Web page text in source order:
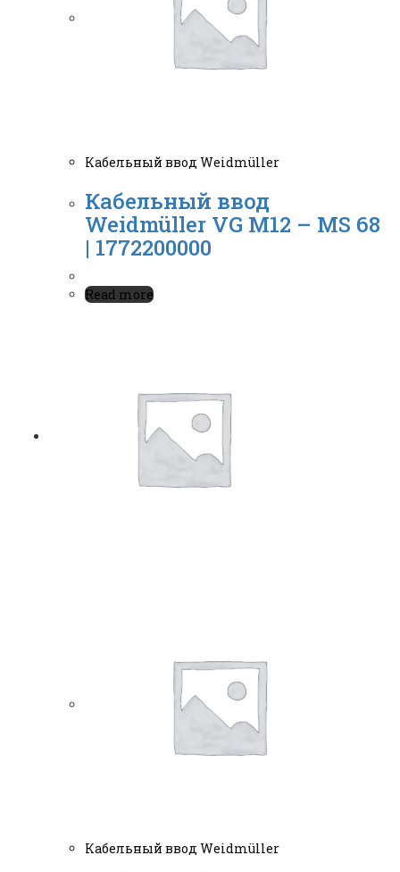
Кабельный ввод Weidmüller
Кабельный ввод
Weidmüller VG M12 – MS 68
| 1772200000
Read more
Кабельный ввод Weidmüller